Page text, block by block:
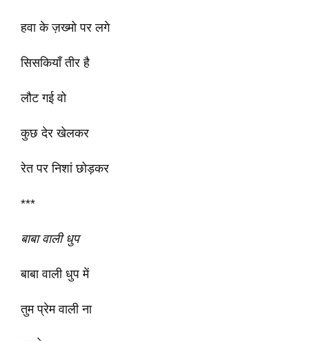
हवा के ज़ख्मो पर लगे
सिसकियाँ तीर है
लौट गई वो
कुछ देर खेलकर
रेत पर निशां छोड़कर
***
बाबा वाली धुप
बाबा वाली धुप में
तुम प्रेम वाली ना